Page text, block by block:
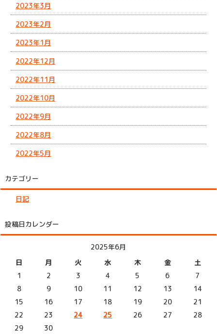
2023年3月
2023年2月
2023年1月
2022年12月
2022年11月
2022年10月
2022年9月
2022年8月
2022年5月
カテゴリー
日記
投稿日カレンダー
2025年6月
日
月 火 水 木 金
土
1
2 3 4 5 6
7
8
9 10 11 12 13
14
15
16 17 18 19 20
21
22
23 24 25 26 27
28
29
30